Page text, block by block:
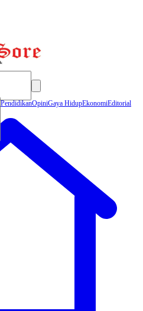
PendidikanOpiniGaya HidupEkonomiEditorial